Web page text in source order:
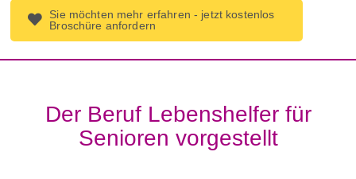
Sie möchten mehr erfahren - jetzt kostenlos
Broschüre anfordern
Der Beruf Lebenshelfer für
Senioren vorgestellt